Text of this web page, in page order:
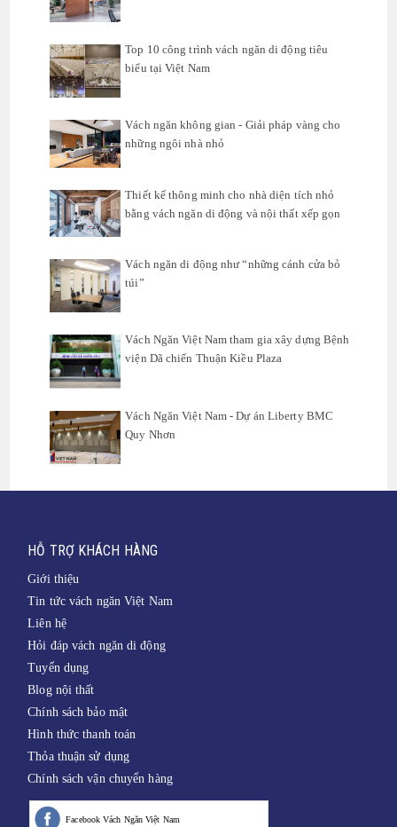
Top 10 công trình vách ngăn di động tiêu
biểu tại Việt Nam
Vách ngăn không gian - Giải pháp vàng cho
những ngôi nhà nhỏ
Thiết kế thông minh cho nhà diện tích nhỏ
bằng vách ngăn di động và nội thất xếp gọn
Vách ngăn di động như “những cánh cửa bỏ
túi”
Vách Ngăn Việt Nam tham gia xây dựng Bệnh
viện Dã chiến Thuận Kiều Plaza
Vách Ngăn Việt Nam - Dự án Liberty BMC
Quy Nhơn
HỖ TRỢ KHÁCH HÀNG
Giới thiệu
Tin tức vách ngăn Việt Nam
Liên hệ
Hỏi đáp vách ngăn di động
Tuyển dụng
Blog nội thất
Chính sách bảo mật
Hình thức thanh toán
Thỏa thuận sử dụng
Chính sách vận chuyển hàng
Facebook Vách Ngăn Việt Nam